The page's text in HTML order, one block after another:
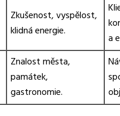
Zkušenost, vyspělost,
klidná energie.
a
Znalost města,
památek,
gastronomie.